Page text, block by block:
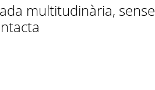
multitudinària, sense